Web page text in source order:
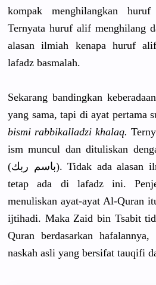
kompak menghilangkan
Ternyata huruf alif menghilang
alasan ilmiah kenapa huruf
lafadz basmalah.
Sekarang bandingkan
yang sama, tapi di ayat pertama
bismi rabbikalladzi khalaq.
ism muncul dan dituliskan
(باسم ربك). Tidak ada alasan ilmiah kenapa huruf alif
tetap ada di lafadz ini.
menuliskan ayat-ayat Al-Quran
ijtihadi. Maka Zaid bin Tsabit
Quran berdasarkan hafalannya,
naskah asli yang bersifat tauqifi